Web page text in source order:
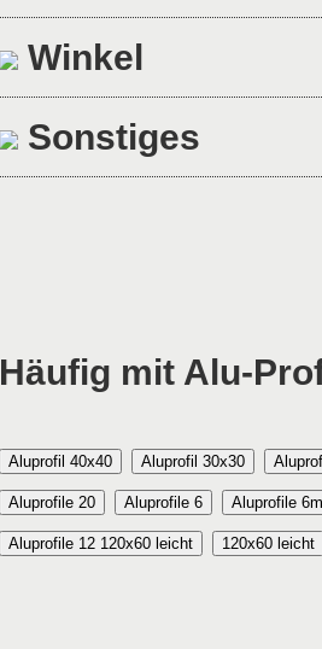
Winkel
Sonstiges
Häufig mit Alu-
Aluprofil 40x40 Aluprofil 30x30
Aluprofile 20 Aluprofile 6 Aluprofile 6m
Aluprofile 12 120x60 leicht 120x60 leicht